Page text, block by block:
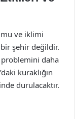
ve iklimi
bir şehir değildir.
problemini daha
kuraklığın
durulacaktır.